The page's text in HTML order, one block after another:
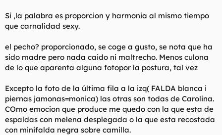
Si ,la palabra es proporcion y harmonia al mismo tiempo
que carnalidad sexy.
el pecho? proporcionado, se coge a gusto, se nota que ha
sido madre pero nada caido ni maltrecho. Menos culona
de lo que aparenta alguna fotopor la postura, tal vez
Excepto la foto de la última fila a la izq( FALDA blanca i
piernas jamonas=monica) las otras son todas de Carolina.
COmo emocion que produce me quedo con la que esta de
espaldas con melena desplegada o la que esta recostada
con minifalda negra sobre camilla.